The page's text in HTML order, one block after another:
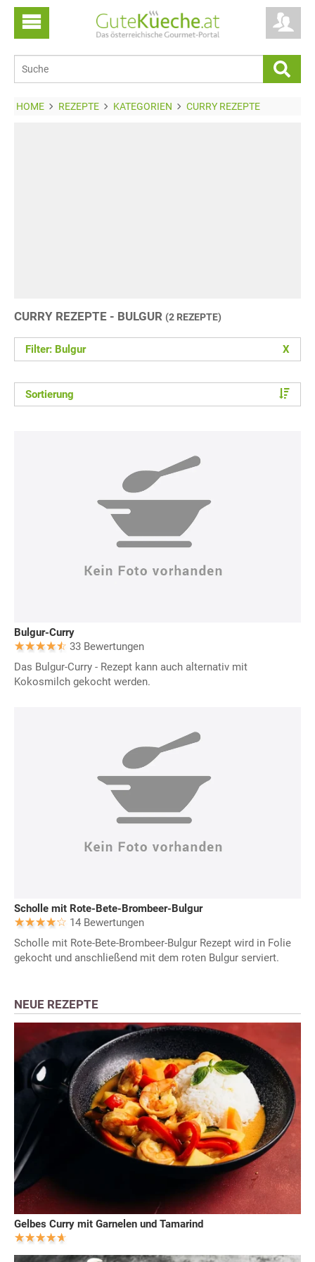
HOME REZEPTE KATEGORIEN CURRY REZEPTE
CURRY REZEPTE - BULGUR (2 REZEPTE)
Filter: Bulgur X
Sortierung
Bulgur-Curry
33 Bewertungen
Das Bulgur-Curry - Rezept kann auch alternativ mit
Kokosmilch gekocht werden.
Scholle mit Rote-Bete-Brombeer-Bulgur
14 Bewertungen
Scholle mit Rote-Bete-Brombeer-Bulgur Rezept wird in Folie
gekocht und anschließend mit dem roten Bulgur serviert.
NEUE REZEPTE
Gelbes Curry mit Garnelen und Tamarind